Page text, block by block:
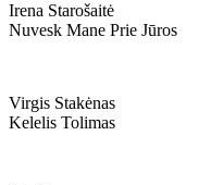
Irena Starošaitė
Nuvesk Mane Prie Jūros
Virgis Stakėnas
Kelelis Tolimas